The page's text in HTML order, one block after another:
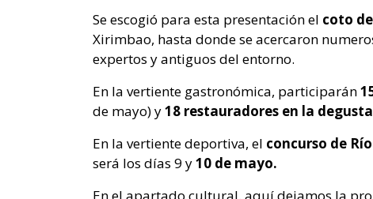
Se escogió para esta presentación el coto
Xirimbao, hasta donde se acercaron
expertos y antiguos del entorno.
En la vertiente gastronómica, participarán
de mayo) y18 restauradores en la
En la vertiente deportiva, el concurso de
será los días 9 y10 de mayo.